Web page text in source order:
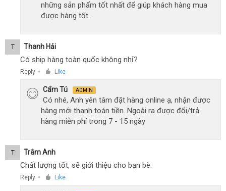
những sản phẩm tốt nhất để giúp khách hàng mua
được hàng tốt.
T Thanh Hải
Có ship hàng toàn quốc không nhỉ?
Reply ● Like
Cẩm Tú ADMIN
Có nhé, Anh yên tâm đặt hàng online ạ, nhận được
hàng mới thanh toán tiền. Ngoài ra được đổi/trả
hàng miễn phí trong 7 - 15 ngày
T Trâm Anh
Chất lượng tốt, sẽ giới thiệu cho bạn bè.
Reply ● Like